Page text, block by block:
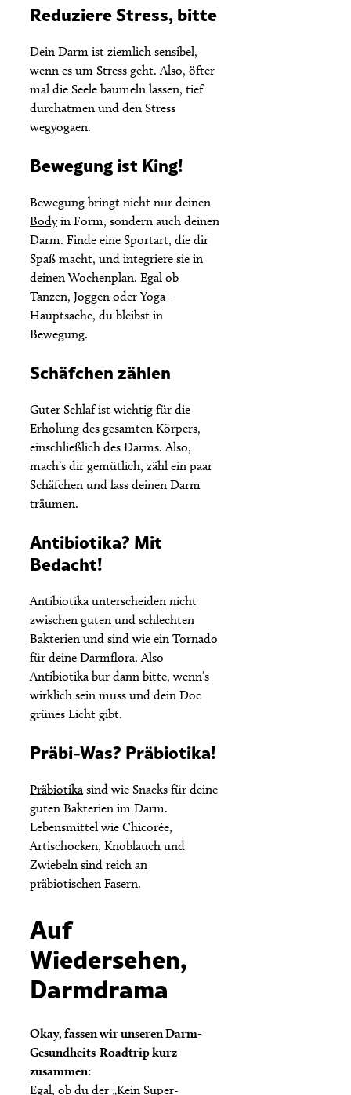
Reduziere Stress, bitte
Dein Darm ist ziemlich sensibel,
wenn es um Stress geht. Also, öfter
mal die Seele baumeln lassen, tief
durchatmen und den Stress
wegyogaen.
Bewegung ist King!
Bewegung bringt nicht nur deinen
Bodyin Form, sondern auch deinen
Darm. Finde eine Sportart, die dir
Spaß macht, und integriere sie in
deinen Wochenplan. Egal ob
Tanzen, Joggen oder Yoga –
Hauptsache, du bleibst in
Bewegung.
Schäfchen zählen
Guter Schlaf ist wichtig für die
Erholung des gesamten Körpers,
einschließlich des Darms. Also,
mach’s dir gemütlich, zähl ein paar
Schäfchen und lass deinen Darm
träumen.
Antibiotika? Mit
Bedacht!
Antibiotika unterscheiden nicht
zwischen guten und schlechten
Bakterien und sind wie ein Tornado
für deine Darmflora. Also
Antibiotika bur dann bitte, wenn’s
wirklich sein muss und dein Doc
grünes Licht gibt.
Präbi-Was? Präbiotika!
Präbiotika sind wie Snacks für deine
guten Bakterien im Darm.
Lebensmittel wie Chicorée,
Artischocken, Knoblauch und
Zwiebeln sind reich an
präbiotischen Fasern.
Auf
Wiedersehen,
Darmdrama
Okay, fassen wir unseren Darm-
Gesundheits-Roadtrip kurz
zusammen:
Egal, ob du der „Kein Super-